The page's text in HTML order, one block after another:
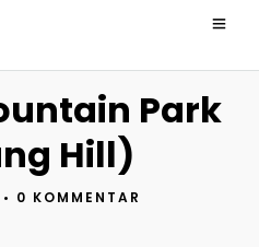
Park
Hill)
• 0 KOMMENTAR